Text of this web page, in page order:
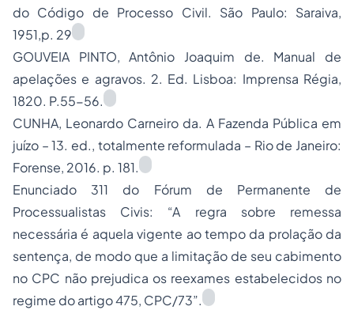
do Código de Processo Civil. São Paulo: Saraiva,
1951,p. 29
GOUVEIA PINTO, Antônio Joaquim de. Manual de
apelações e agravos. 2. Ed. Lisboa: Imprensa Régia,
1820. P.55-56.
CUNHA, Leonardo Carneiro da. A Fazenda Pública em
juízo – 13. ed., totalmente reformulada – Rio de Janeiro:
Forense, 2016. p. 181.
Enunciado 311 do Fórum de Permanente de
Processualistas Civis: “A regra sobre remessa
necessária é aquela vigente ao tempo da prolação da
sentença, de modo que a limitação de seu cabimento
no CPC não prejudica os reexames estabelecidos no
regime do artigo 475, CPC/73”.